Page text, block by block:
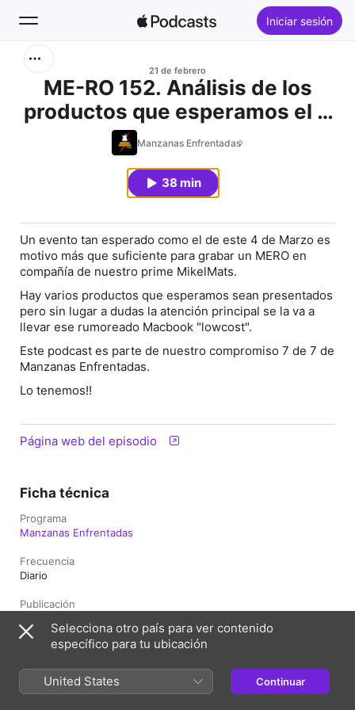
Iniciar sesión
Inicio
21 de febrero
ME-RO 152. Análisis de los
productos que esperamos el 4
de marzo
Manzanas Enfrentadas
38 min
Un evento tan esperado como el de este 4 de Marzo es
motivo más que suficiente para grabar un MERO en
compañía de nuestro prime MikelMats.
Hay varios productos que esperamos sean presentados
pero sin lugar a dudas la atención principal se la va a
llevar ese rumoreado Macbook "lowcost".
Este podcast es parte de nuestro compromiso 7 de 7 de
Manzanas Enfrentadas.
Lo tenemos!!
Página web del episodio
Ficha técnica
Programa
Manzanas Enfrentadas
Frecuencia
Diario
Publicación
Duración
Clasificación
Selecciona otro país para ver contenido
específico para tu ubicación
United States Continuar